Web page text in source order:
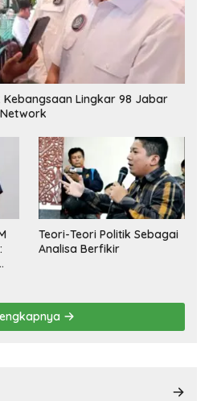
Kebangsaan Lingkar 98 Jabar
Teori-Teori Politik Sebagai
Analisa Berfikir